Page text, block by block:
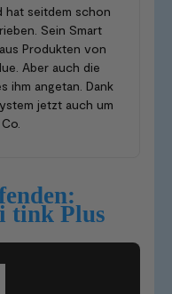
hat seitdem schon
Sein Smart
Produkten von
Aber auch die
ihm angetan. Dank
jetzt auch um
tink Plus